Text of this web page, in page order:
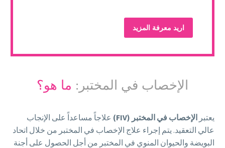
الإخصاب في المختبر: ما هو؟
يعتبر الإخصاب في المختبر (FIV
) علاجاً مساعداً على الإنجاب
عالي التعقيد. يتم إجراء علاج الإخصاب في المختبر من خلال اتحاد
البويضة والحيوان المنوي في المختبر من أجل الحصول على أجنة